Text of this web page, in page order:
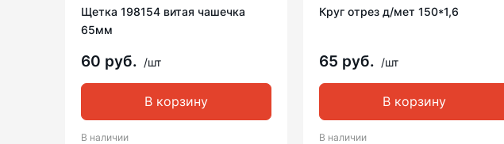
Щетка 198154 витая чашечка
65мм
60 руб. /шт
В корзину
В наличии
Круг отрез д/мет 150*1,6
65 руб. /шт
В корзину
В наличии